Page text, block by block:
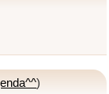
)